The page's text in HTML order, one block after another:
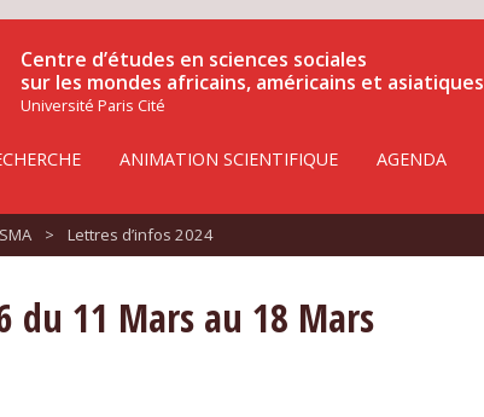
Centre d’études en sciences sociales
sur les mondes africains, américains et asiatiques
Université Paris Cité
ANIMATION SCIENTIFIQUE AGENDA
> Lettres d’infos 2024
du 11 Mars au 18 Mars